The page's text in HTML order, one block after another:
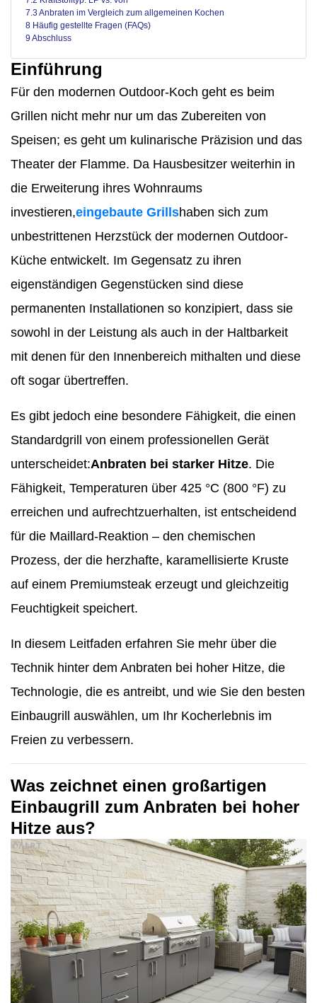
7.3 Anbraten im Vergleich zum allgemeinen Kochen
8 Häufig gestellte Fragen (FAQs)
9 Abschluss
Einführung
Für den modernen Outdoor-Koch geht es beim
Grillen nicht mehr nur um das Zubereiten von
Speisen; es geht um kulinarische Präzision und das
Theater der Flamme. Da Hausbesitzer weiterhin in
die Erweiterung ihres Wohnraums
investieren,eingebaute Grillshaben sich zum
unbestrittenen Herzstück der modernen Outdoor-
Küche entwickelt. Im Gegensatz zu ihren
eigenständigen Gegenstücken sind diese
permanenten Installationen so konzipiert, dass sie
sowohl in der Leistung als auch in der Haltbarkeit
mit denen für den Innenbereich mithalten und diese
oft sogar übertreffen.
Es gibt jedoch eine besondere Fähigkeit, die einen
Standardgrill von einem professionellen Gerät
unterscheidet:Anbraten bei starker Hitze. Die
Fähigkeit, Temperaturen über 425 °C (800 °F) zu
erreichen und aufrechtzuerhalten, ist entscheidend
für die Maillard-Reaktion – den chemischen
Prozess, der die herzhafte, karamellisierte Kruste
auf einem Premiumsteak erzeugt und gleichzeitig
Feuchtigkeit speichert.
In diesem Leitfaden erfahren Sie mehr über die
Technik hinter dem Anbraten bei hoher Hitze, die
Technologie, die es antreibt, und wie Sie den besten
Einbaugrill auswählen, um Ihr Kocherlebnis im
Freien zu verbessern.
Was zeichnet einen großartigen
Einbaugrill zum Anbraten bei hoher
Hitze aus?